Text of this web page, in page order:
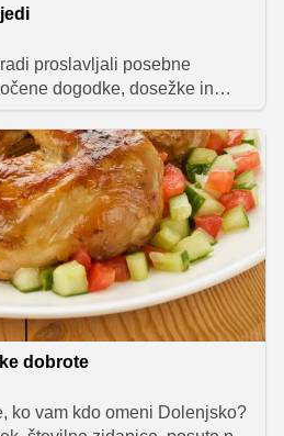
proslavljali posebne
dogodke, dosežke in
je tudi praznovanje zaključka
navadno odvijalo v mesecu
že v tistem času bogato
in novim vinom. Danes ni
svetega Martina brez
rdečega zelja in seveda
dobrote
ko vam kdo omeni Dolenjsko?